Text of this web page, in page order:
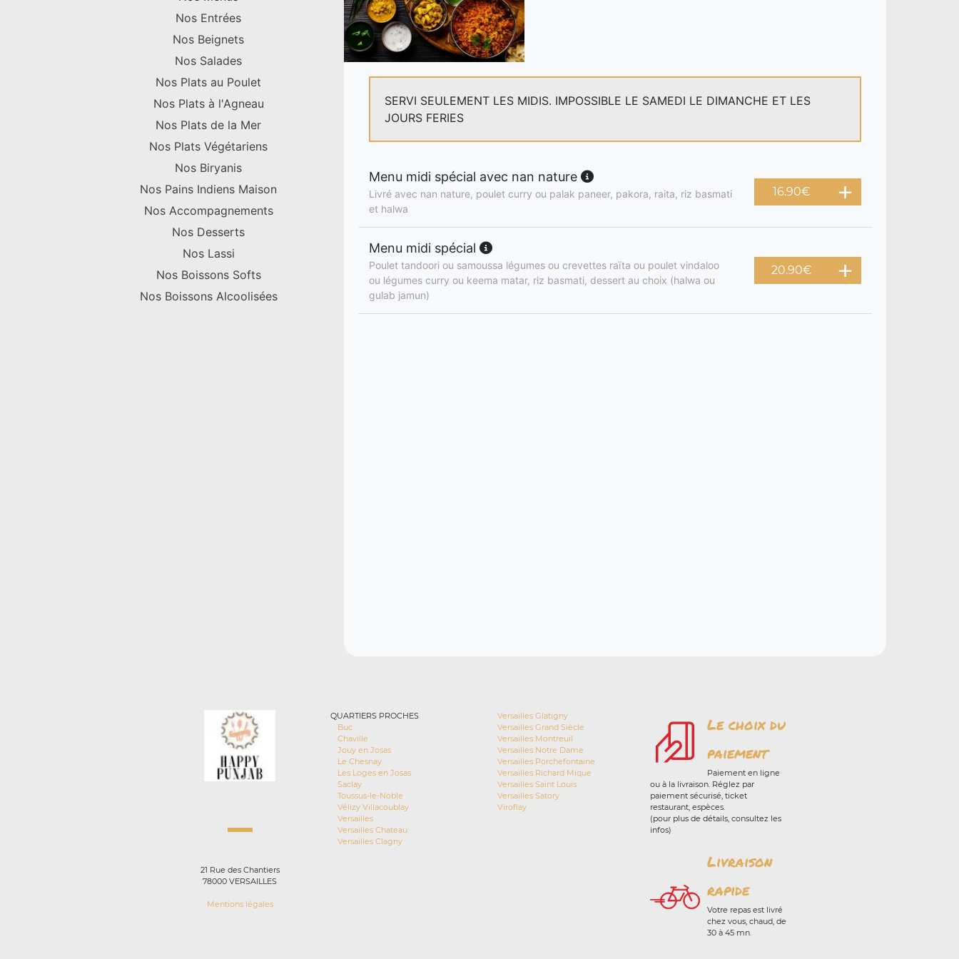
Nos Entrées
Nos Beignets
Nos Salades
Nos Plats au Poulet
Nos Plats à l'Agneau
Nos Plats de la Mer
Nos Plats Végétariens
Nos Biryanis
Nos Pains Indiens Maison
Nos Accompagnements
Nos Desserts
Nos Lassi
Nos Boissons Softs
Nos Boissons Alcoolisées
SERVI SEULEMENT LES MIDIS. IMPOSSIBLE LE SAMEDI LE DIMANCHE ET LES
JOURS FERIES
Menu midi spécial avec nan nature
Livré avec nan nature, poulet curry ou palak paneer, pakora, raita, riz basmati
et halwa
16.90€
Menu midi spécial
Poulet tandoori ou samoussa légumes ou crevettes raïta ou poulet vindaloo
ou légumes curry ou keema matar, riz basmati, dessert au choix (halwa ou
gulab jamun)
20.90€
21 Rue des Chantiers
78000 VERSAILLES
Mentions légales
QUARTIERS PROCHES
Buc
Chaville
Jouy en Josas
Le Chesnay
Les Loges en Josas
Saclay
Toussus-le-Noble
Vélizy Villacoublay
Versailles
Versailles Chateau
Versailles Clagny
Versailles Glatigny
Versailles Grand Siècle
Versailles Montreuil
Versailles Notre Dame
Versailles Porchefontaine
Versailles Richard Mique
Versailles Saint Louis
Versailles Satory
Viroflay
Le choix du
paiement
Paiement en ligne
ou à la livraison. Réglez par
paiement sécurisé, ticket
restaurant, espèces.
(pour plus de détails, consultez les
infos)
Livraison
rapide
Votre repas est livré
chez vous, chaud, de
30 à 45 mn.